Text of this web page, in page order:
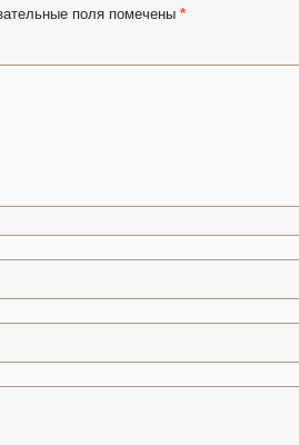
поля помечены*